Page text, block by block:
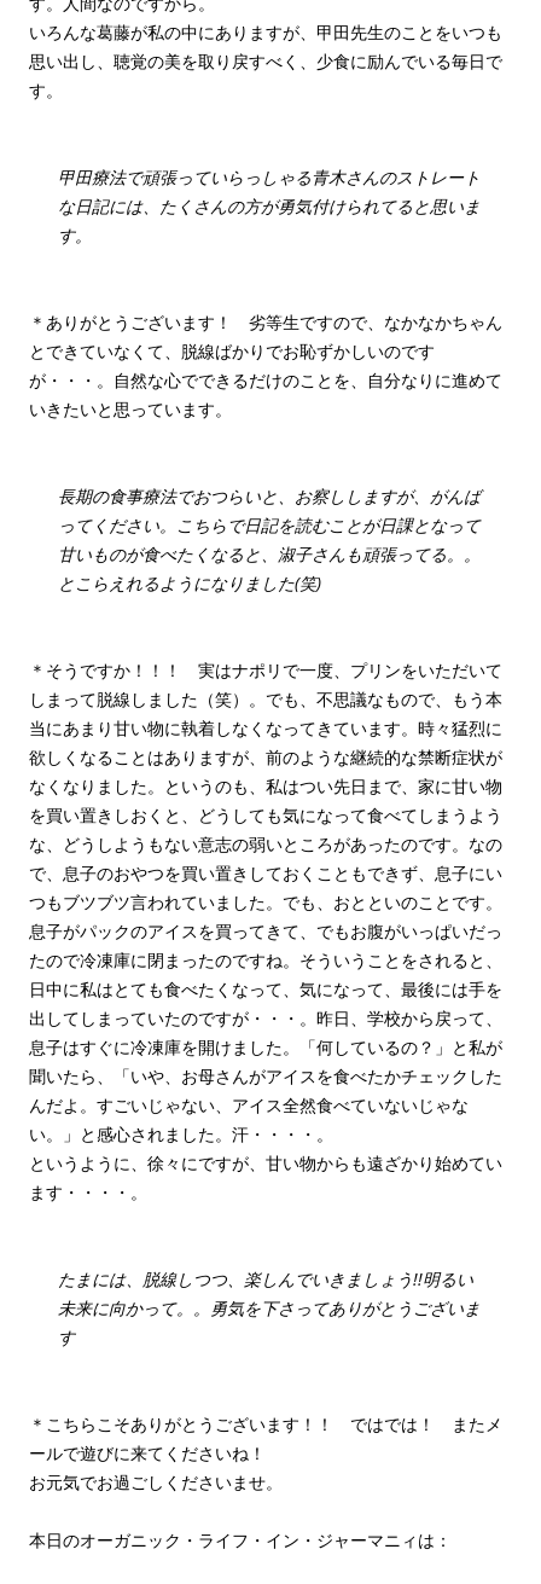
いろんな葛藤が私の中にありますが、甲田先生のことをいつも
思い出し、聴覚の美を取り戻すべく、少食に励んでいる毎日で
す。
甲田療法で頑張っていらっしゃる青木さんのストレート
な日記には、たくさんの方が勇気付けられてると思いま
す。
＊ありがとうございます！ 劣等生ですので、なかなかちゃん
とできていなくて、脱線ばかりでお恥ずかしいのです
が・・・。自然な心でできるだけのことを、自分なりに進めて
いきたいと思っています。
長期の食事療法でおつらいと、お察ししますが、がんば
ってください。こちらで日記を読むことが日課となって
甘いものが食べたくなると、淑子さんも頑張ってる。。
とこらえれるようになりました(笑)
＊そうですか！！！ 実はナポリで一度、プリンをいただいて
しまって脱線しました（笑）。でも、不思議なもので、もう本
当にあまり甘い物に執着しなくなってきています。時々猛烈に
欲しくなることはありますが、前のような継続的な禁断症状が
なくなりました。というのも、私はつい先日まで、家に甘い物
を買い置きしおくと、どうしても気になって食べてしまうよう
な、どうしようもない意志の弱いところがあったのです。なの
で、息子のおやつを買い置きしておくこともできず、息子にい
つもブツブツ言われていました。でも、おとといのことです。
息子がパックのアイスを買ってきて、でもお腹がいっぱいだっ
たので冷凍庫に閉まったのですね。そういうことをされると、
日中に私はとても食べたくなって、気になって、最後には手を
出してしまっていたのですが・・・。昨日、学校から戻って、
息子はすぐに冷凍庫を開けました。「何しているの？」と私が
聞いたら、「いや、お母さんがアイスを食べたかチェックした
んだよ。すごいじゃない、アイス全然食べていないじゃな
い。」と感心されました。汗・・・・。
というように、徐々にですが、甘い物からも遠ざかり始めてい
ます・・・・。
たまには、脱線しつつ、楽しんでいきましょう!!明るい
未来に向かって。。勇気を下さってありがとうございま
す
＊こちらこそありがとうございます！！ ではでは！ またメ
ールで遊びに来てくださいね！
お元気でお過ごしくださいませ。
本日のオーガニック・ライフ・イン・ジャーマニィは：